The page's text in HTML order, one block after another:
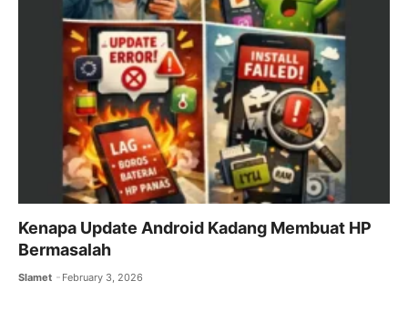
Kenapa Update Android Kadang Membuat HP
Bermasalah
Slamet February 3, 2026